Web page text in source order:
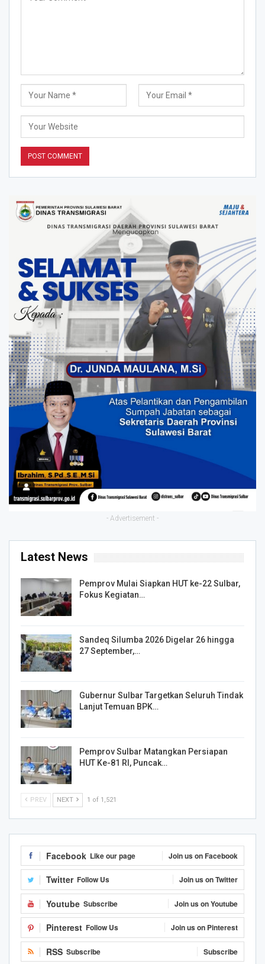
- Advertisement -
Latest News
Pemprov Mulai Siapkan HUT ke-22 Sulbar,
Fokus Kegiatan…
Sandeq Silumba 2026 Digelar 26 hingga
27 September,…
Gubernur Sulbar Targetkan Seluruh Tindak
Lanjut Temuan BPK…
Pemprov Sulbar Matangkan Persiapan
HUT Ke-81 RI, Puncak…
PREV NEXT 1 of 1,521
Facebook Like our page Join us on Facebook
Twitter Follow Us Join us on Twitter
Youtube Subscribe Join us on Youtube
Pinterest Follow Us Join us on Pinterest
RSS Subscribe Subscribe